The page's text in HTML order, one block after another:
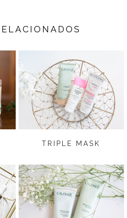
TRIPLE MASK